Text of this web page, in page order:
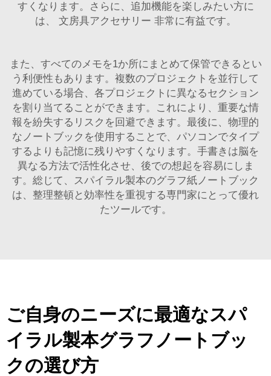
すくなります。さらに、追加機能を楽しみたい方に
は、 文房具アクセサリー 非常に有益です。
また、すべてのメモを1か所にまとめて保管できるとい
う利便性もあります。複数のプロジェクトを並行して
進めている場合、各プロジェクトに異なるセクション
を割り当てることができます。これにより、重要な情
報を紛失するリスクを回避できます。最後に、物理的
なノートブックを使用することで、パソコンでタイプ
するよりも記憶に残りやすくなります。手書きは脳を
異なる方法で活性化させ、後での想起を容易にしま
す。総じて、スパイラル製本のグラフ紙ノートブック
は、整理整頓と効率性を重視する専門家にとって優れ
たツールです。
ご自身のニーズに最適なスパ
イラル製本グラフノートブッ
クの選び方